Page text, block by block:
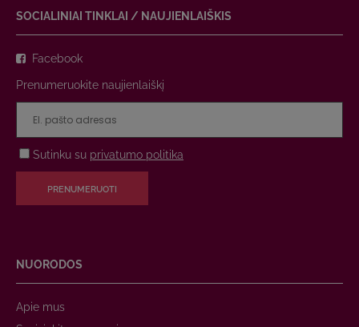
SOCIALINIAI TINKLAI / NAUJIENLAIŠKIS
Facebook
Prenumeruokite naujienlaiškį
Sutinku su privatumo politika
PRENUMERUOTI
NUORODOS
Apie mus